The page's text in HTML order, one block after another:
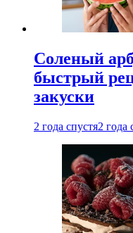
Соленый
быстрый
закуски
2 года спустя2 года